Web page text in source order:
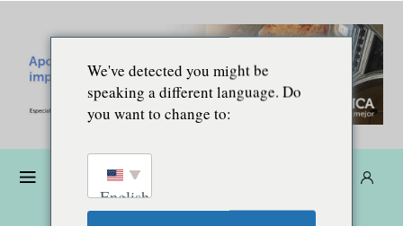
We've detected you might be
speaking a different language. Do
you want to change to:
English